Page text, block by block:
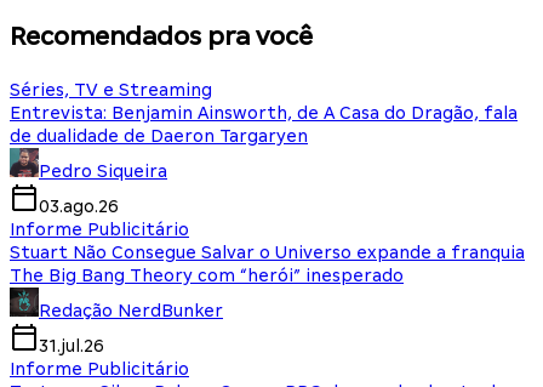
Recomendados pra você
Séries, TV e Streaming
Entrevista: Benjamin Ainsworth, de A Casa do Dragão, fala
de dualidade de Daeron Targaryen
Pedro Siqueira
03.ago.26
Informe Publicitário
Stuart Não Consegue Salvar o Universo expande a franquia
The Big Bang Theory com “herói” inesperado
Redação NerdBunker
31.jul.26
Informe Publicitário